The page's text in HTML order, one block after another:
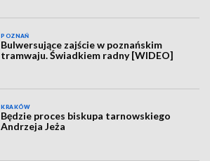
POZNAŃ
Bulwersujące zajście w poznańskim
tramwaju. Świadkiem radny [WIDEO]
KRAKÓW
Będzie proces biskupa tarnowskiego
Andrzeja Jeża